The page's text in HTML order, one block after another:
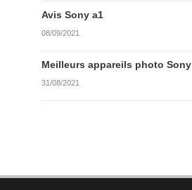
Avis Sony a1
08/09/2021
Meilleurs appareils photo Sony
31/08/2021